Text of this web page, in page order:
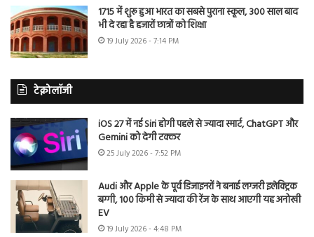
1715 में शुरू हुआ भारत का सबसे पुराना स्कूल, 300 साल बाद
भी दे रहा है हजारों छात्रों को शिक्षा
19 July 2026 - 7:14 PM
टेक्नोलॉजी
iOS 27 में नई Siri होगी पहले से ज्यादा स्मार्ट, ChatGPT और
Gemini को देगी टक्कर
25 July 2026 - 7:52 PM
Audi और Apple के पूर्व डिजाइनरों ने बनाई लग्जरी इलेक्ट्रिक
बग्गी, 100 किमी से ज्यादा की रेंज के साथ आएगी यह अनोखी
EV
19 July 2026 - 4:48 PM